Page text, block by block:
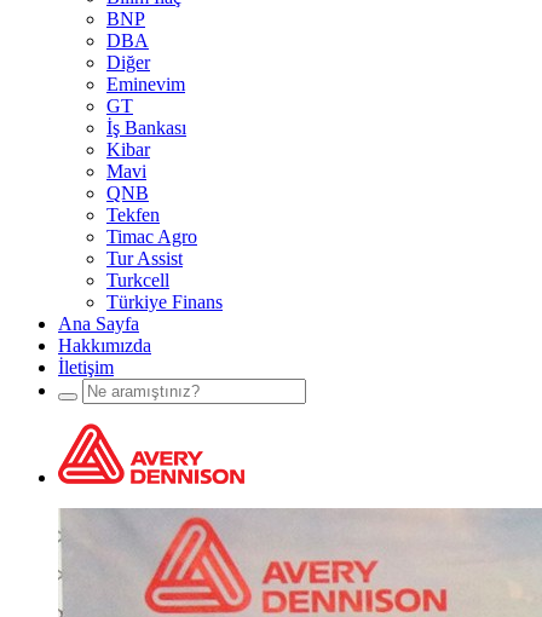
BNP
DBA
Diğer
Eminevim
GT
İş Bankası
Kibar
Mavi
QNB
Tekfen
Timac Agro
Tur Assist
Turkcell
Türkiye Finans
Ana Sayfa
Hakkımızda
İletişim